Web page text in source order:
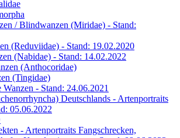
/ Blindwanzen (Miridae) - Stand:
(Reduviidae) - Stand: 19.02.2020
(Nabidae) - Stand: 14.02.2022
(Anthocoridae)
(Tingidae)
Wanzen - Stand: 24.06.2021
Deutschlands - Artenportraits
05.06.2022
- Artenportraits Fangschrecken,